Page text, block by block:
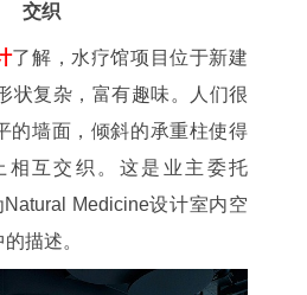
交织
了解，水疗馆项目位于新建
状复杂，富有趣味。人们很
的墙面，倾斜的承重柱使得
相互交织。这是业主委托
Medicine设计室内空
描述。